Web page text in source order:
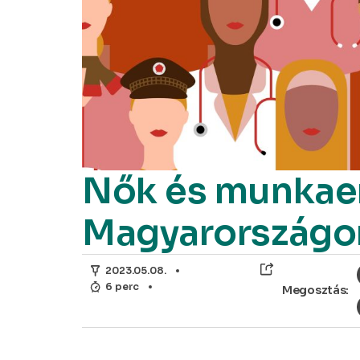
Nők és
2023.05.08.
6 perc